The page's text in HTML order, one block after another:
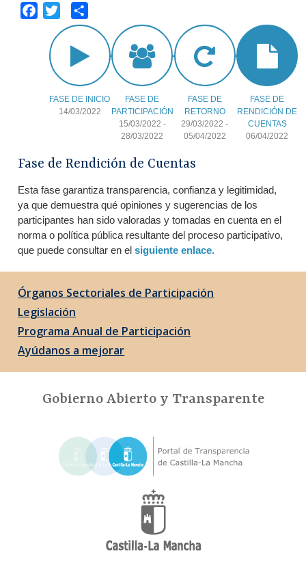
Facebook
Twitter
FASE DE INICIO
14/03/2022
FASE DE
PARTICIPACIÓN
15/03/2022 -
28/03/2022
FASE DE
RETORNO
29/03/2022 -
05/04/2022
FASE DE
RENDICIÓN DE
CUENTAS
06/04/2022
Fase de Rendición de Cuentas
Esta fase garantiza transparencia, confianza y legitimidad,
ya que demuestra qué opiniones y sugerencias de los
participantes han sido valoradas y tomadas en cuenta en el
norma o política pública resultante del proceso participativo,
que puede consultar en elsiguiente enlace.
Órganos Sectoriales de Participación
Legislación
Programa Anual de Participación
Ayúdanos a mejorar
Gobierno Abierto y Transparente